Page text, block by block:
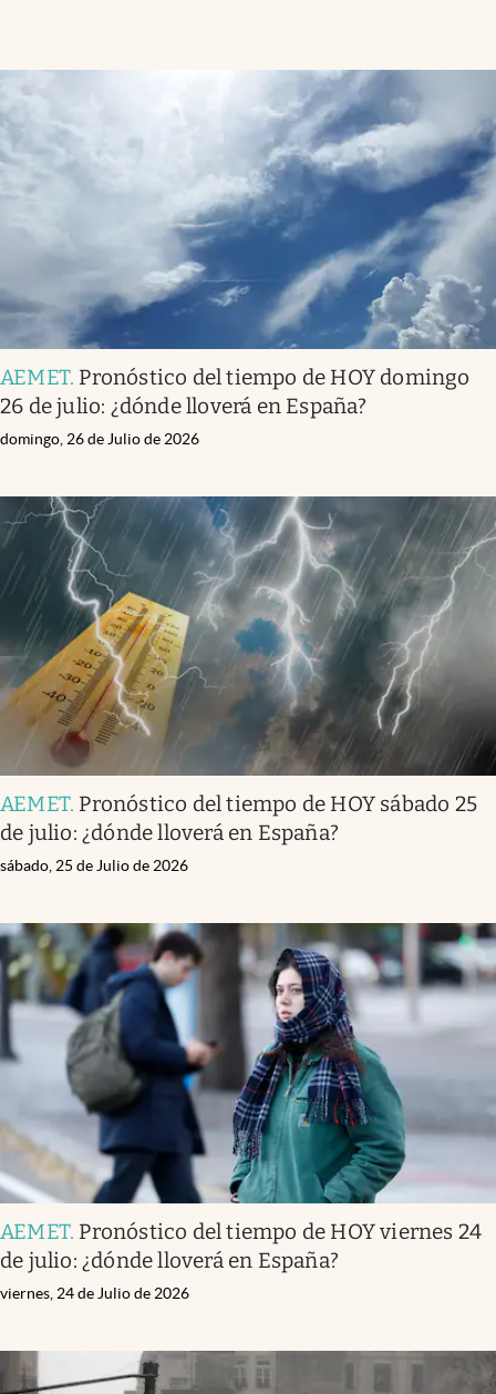
AEMET. Pronóstico del tiempo de HOY domingo
26 de julio: ¿dónde lloverá en España?
domingo, 26 de Julio de 2026
AEMET. Pronóstico del tiempo de HOY sábado 25
de julio: ¿dónde lloverá en España?
sábado, 25 de Julio de 2026
AEMET. Pronóstico del tiempo de HOY viernes 24
de julio: ¿dónde lloverá en España?
viernes, 24 de Julio de 2026